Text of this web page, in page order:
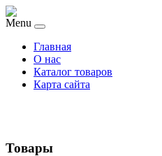
Menu
Главная
О нас
Каталог товаров
Карта сайта
Товары